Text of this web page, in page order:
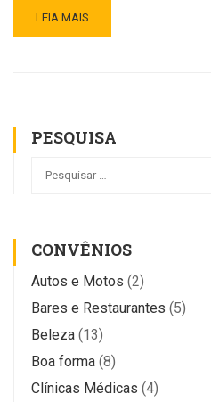
LEIA MAIS
PESQUISA
CONVÊNIOS
Autos e Motos (2)
Bares e Restaurantes (5)
Beleza (13)
Boa forma (8)
Clínicas Médicas (4)